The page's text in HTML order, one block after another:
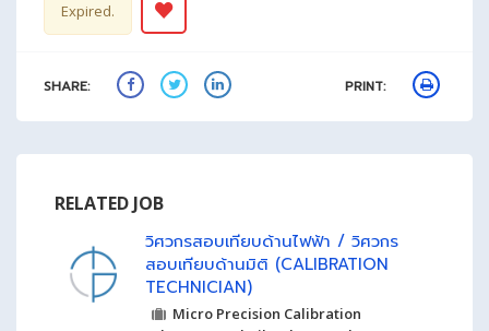
Expired.
SHARE: PRINT:
RELATED JOB
วิศวกรสอบเทียบด้านไฟฟ้า / วิศวกร
สอบเทียบด้านมิติ (CALIBRATION
TECHNICIAN)
Micro Precision Calibration